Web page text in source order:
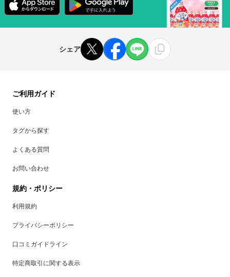
シェア
ご利用ガイド
使い方
タグから探す
よくある質問
お問い合わせ
規約・ポリシー
利用規約
プライバシーポリシー
口コミガイドライン
特定商取引に関する表示